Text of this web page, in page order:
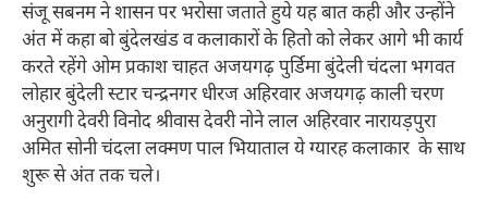
संजू सबनम ने शासन पर भरोसा जताते हुये यह बात कही और उन्होंने
अंत में कहा बो बुंदेलखंड व कलाकारों के हितो को लेकर आगे भी कार्य
करते रहेंगे ओम प्रकाश चाहत अजयगढ़ पुर्डिमा बुंदेली चंदला भगवत
लोहार बुंदेली स्टार चन्द्रनगर धीरज अहिरवार अजयगढ़ काली चरण
अनुरागी देवरी विनोद श्रीवास देवरी नोने लाल अहिरवार नारायड़पुरा
अमित सोनी चंदला लक्मण पाल भियाताल ये ग्यारह कलाकार के साथ
शुरू से अंत तक चले।